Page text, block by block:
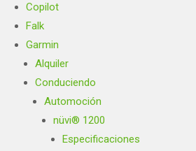
Copilot
Falk
Garmin
Alquiler
Conduciendo
Automoción
nüvi® 1200
Especificaciones